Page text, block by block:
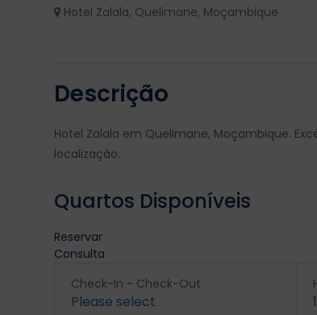
Hotel Zalala, Quelimane, Moçambique
Descrição
Hotel Zalala em Quelimane, Moçambique.
localização.
Quartos Disponíveis
Reservar
Consulta
Check-In - Check-Out
Please select 1